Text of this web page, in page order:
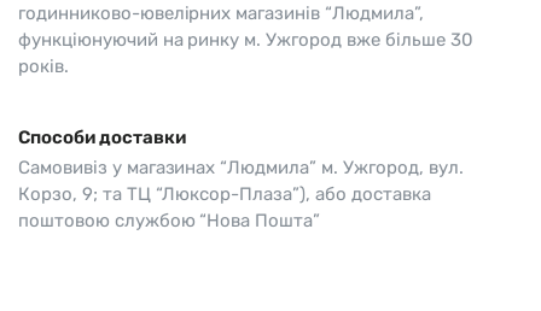
годинниково-ювелірних магазинів “Людмила”,
функціюнуючий на ринку м. Ужгород вже більше 30
років.
Способи доставки
Самовивіз у магазинах “Людмила” м. Ужгород, вул.
Корзо, 9; та ТЦ “Люксор-Плаза”), або доставка
поштовою службою “Нова Пошта”